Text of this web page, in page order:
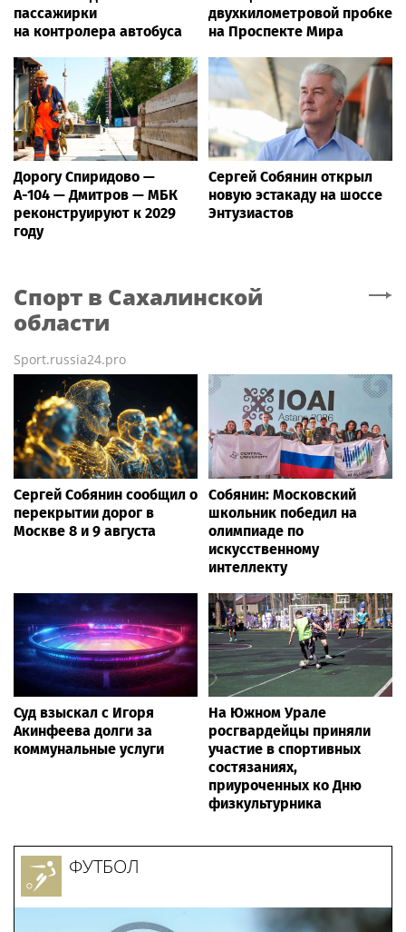
пассажирки
на контролера автобуса
двухкилометровой пробке
на Проспекте Мира
Дорогу Спиридово —
А-104 — Дмитров — МБК
реконструируют к 2029
году
Сергей Собянин открыл
новую эстакаду на шоссе
Энтузиастов
Спорт в Сахалинской
области
Sport.russia24.pro
Сергей Собянин сообщил о
перекрытии дорог в
Москве 8 и 9 августа
Собянин: Московский
школьник победил на
олимпиаде по
искусственному
интеллекту
Суд взыскал с Игоря
Акинфеева долги за
коммунальные услуги
На Южном Урале
росгвардейцы приняли
участие в спортивных
состязаниях,
приуроченных ко Дню
физкультурника
ФУТБОЛ